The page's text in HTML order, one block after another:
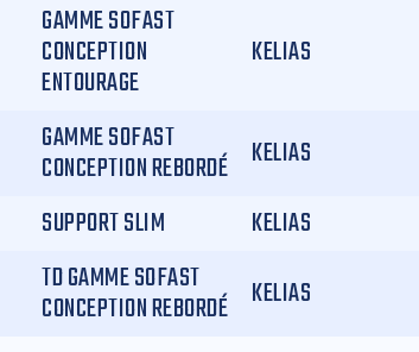
GAMME SOFAST
CONCEPTION
ENTOURAGE
KELIAS
GAMME SOFAST
CONCEPTION REBORDÉ KELIAS
SUPPORT SLIM KELIAS
TD GAMME SOFAST
CONCEPTION REBORDÉ KELIAS